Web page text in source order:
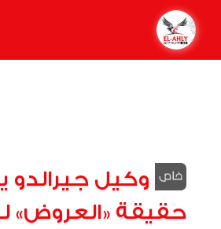
وكيل
حقيقة «العروض»